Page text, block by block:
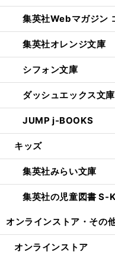
集英社Webマガジン
集英社オレンジ文庫
シフォン文庫
ダッシュエックス文
JUMP j-BOOKS
キッズ
集英社みらい文庫
集英社の児童図書 S-
オンラインストア・ その
オンラインストア